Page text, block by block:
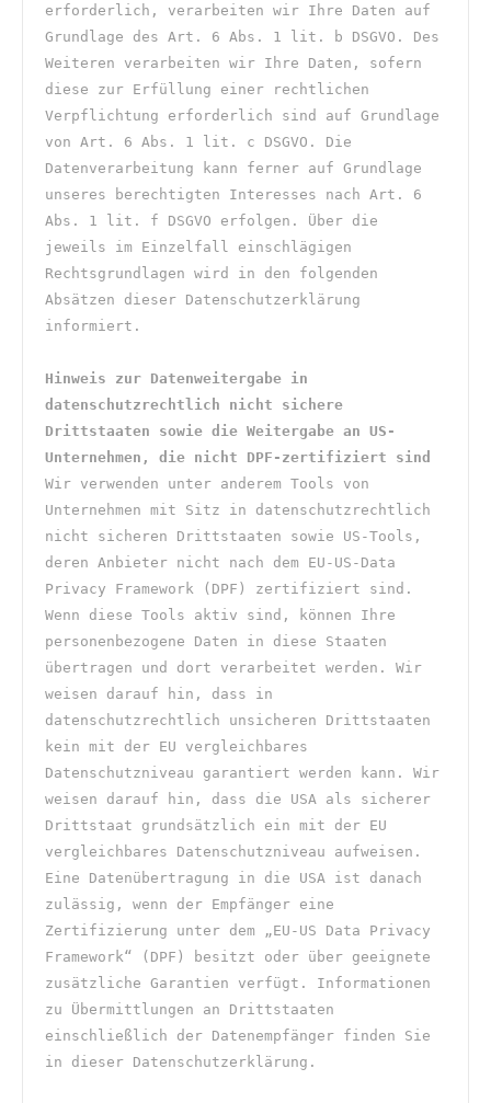
erforderlich, verarbeiten wir Ihre Daten auf
Grundlage des Art. 6 Abs. 1 lit. b DSGVO. Des
Weiteren verarbeiten wir Ihre Daten, sofern
diese zur Erfüllung einer rechtlichen
Verpflichtung erforderlich sind auf Grundlage
von Art. 6 Abs. 1 lit. c DSGVO. Die
Datenverarbeitung kann ferner auf Grundlage
unseres berechtigten Interesses nach Art. 6
Abs. 1 lit. f DSGVO erfolgen. Über die
jeweils im Einzelfall einschlägigen
Rechtsgrundlagen wird in den folgenden
Absätzen dieser Datenschutzerklärung
informiert.
Hinweis zur Datenweitergabe in
datenschutzrechtlich nicht sichere
Drittstaaten sowie die Weitergabe an US-
Unternehmen, die nicht DPF-zertifiziert sind
Wir verwenden unter anderem Tools von
Unternehmen mit Sitz in datenschutzrechtlich
nicht sicheren Drittstaaten sowie US-Tools,
deren Anbieter nicht nach dem EU-US-Data
Privacy Framework (DPF) zertifiziert sind.
Wenn diese Tools aktiv sind, können Ihre
personenbezogene Daten in diese Staaten
übertragen und dort verarbeitet werden. Wir
weisen darauf hin, dass in
datenschutzrechtlich unsicheren Drittstaaten
kein mit der EU vergleichbares
Datenschutzniveau garantiert werden kann. Wir
weisen darauf hin, dass die USA als sicherer
Drittstaat grundsätzlich ein mit der EU
vergleichbares Datenschutzniveau aufweisen.
Eine Datenübertragung in die USA ist danach
zulässig, wenn der Empfänger eine
Zertifizierung unter dem „EU-US Data Privacy
Framework“ (DPF) besitzt oder über geeignete
zusätzliche Garantien verfügt. Informationen
zu Übermittlungen an Drittstaaten
einschließlich der Datenempfänger finden Sie
in dieser Datenschutzerklärung.